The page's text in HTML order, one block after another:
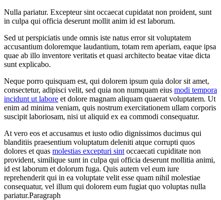
Nulla pariatur. Excepteur sint occaecat cupidatat non proident, sunt
in culpa qui officia deserunt mollit anim id est laborum.
Sed ut perspiciatis unde omnis iste natus error sit voluptatem
accusantium doloremque laudantium, totam rem aperiam, eaque ipsa
quae ab illo inventore veritatis et quasi architecto beatae vitae dicta
sunt explicabo.
Neque porro quisquam est, qui dolorem ipsum quia dolor sit amet,
consectetur, adipisci velit, sed quia non numquam eius modi tempora
incidunt ut labore et dolore magnam aliquam quaerat voluptatem. Ut
enim ad minima veniam, quis nostrum exercitationem ullam corporis
suscipit laboriosam, nisi ut aliquid ex ea commodi consequatur.
At vero eos et accusamus et iusto odio dignissimos ducimus qui
blanditiis praesentium voluptatum deleniti atque corrupti quos
dolores et quas molestias excepturi sint occaecati cupiditate non
provident, similique sunt in culpa qui officia deserunt mollitia animi,
id est laborum et dolorum fuga. Quis autem vel eum iure
reprehenderit qui in ea voluptate velit esse quam nihil molestiae
consequatur, vel illum qui dolorem eum fugiat quo voluptas nulla
pariatur.Paragraph